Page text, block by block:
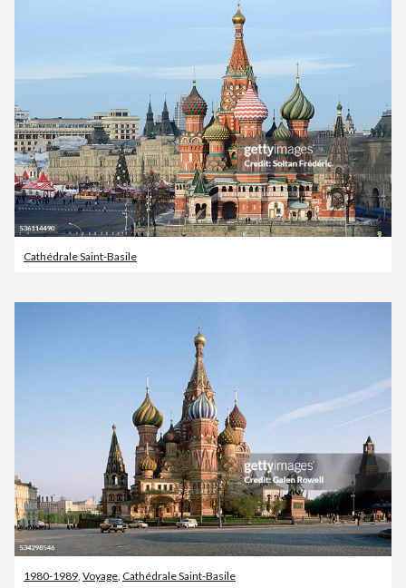
Cathédrale Saint-Basile
1980-1989, Voyage, Cathédrale Saint-Basile